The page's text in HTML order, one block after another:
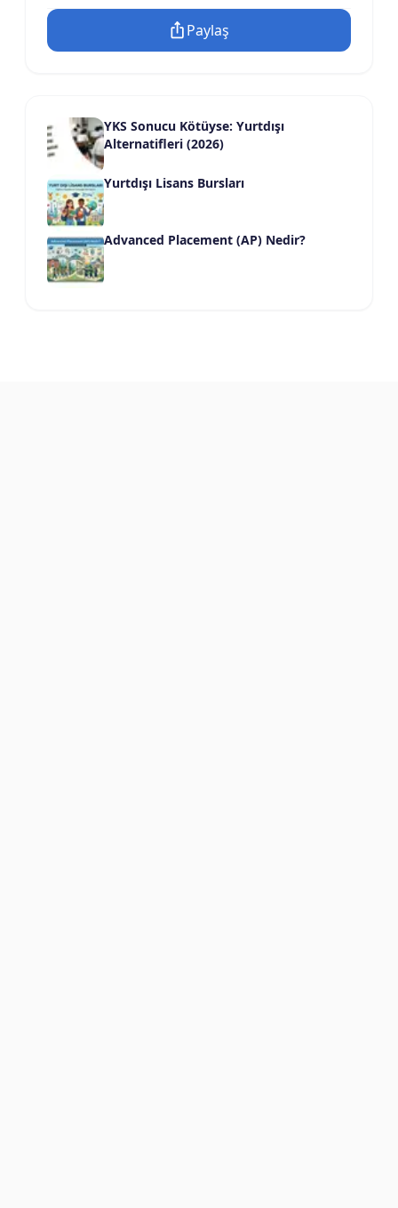
Paylaş
YKS Sonucu Kötüyse: Yurtdışı
Alternatifleri (2026)
Yurtdışı Lisans Bursları
Advanced Placement (AP) Nedir?